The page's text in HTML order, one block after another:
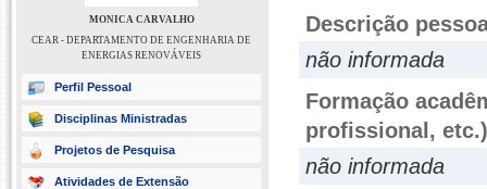
MONICA CARVALHO
CEAR - DEPARTAMENTO DE ENGENHARIA DE
ENERGIAS RENOVÁVEIS
Perfil Pessoal
Disciplinas Ministradas
Projetos de Pesquisa
Atividades de Extensão
Descrição
não informada
Formação
profissional, etc.)
não informada